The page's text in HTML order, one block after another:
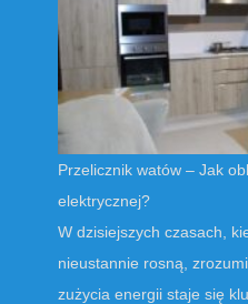
Przelicznik watów – Jak
elektrycznej?
W dzisiejszych czasach,
nieustannie rosną,
zużycia energii staje się